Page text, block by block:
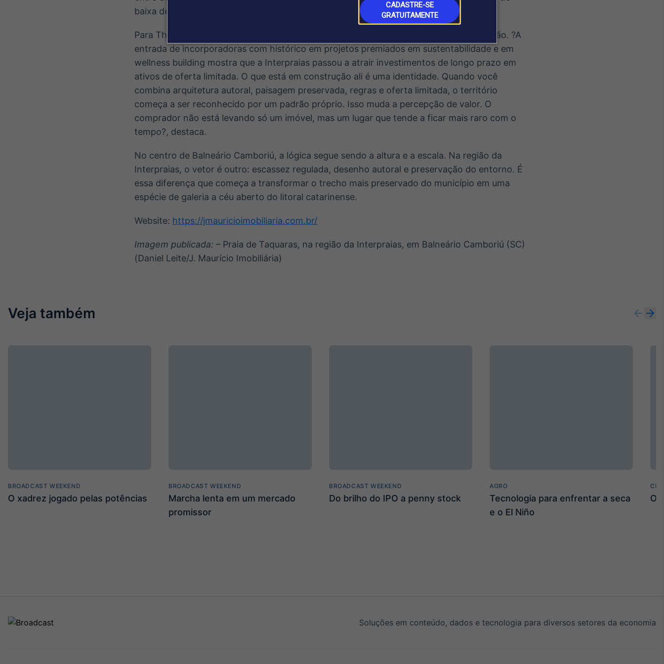
CADASTRE-SE
GRATUITAMENTE
baixa densidade.
Para Theo Girolamo, corretor da J. Maurício, isso indica uma mudança no perfil da região. ?A
entrada de incorporadoras com histórico em projetos premiados em sustentabilidade e em
wellness building mostra que a Interpraias passou a atrair investimentos de longo prazo em
ativos de oferta limitada. O que está em construção ali é uma identidade. Quando você
combina arquitetura autoral, paisagem preservada, regras e oferta limitada, o território
começa a ser reconhecido por um padrão próprio. Isso muda a percepção de valor. O
comprador não está levando só um imóvel, mas um lugar que tende a ficar mais raro com o
tempo?, destaca.
No centro de Balneário Camboriú, a lógica segue sendo a altura e a escala. Na região da
Interpraias, o vetor é outro: escassez regulada, desenho autoral e preservação do entorno. É
essa diferença que começa a transformar o trecho mais preservado do município em uma
espécie de galeria a céu aberto do litoral catarinense.
Website: https://jmauricioimobiliaria.com.br/
Imagem publicada: – Praia de Taquaras, na região da Interpraias, em Balneário Camboriú (SC)
(Daniel Leite/J. Maurício Imobiliária)
Veja também
BROADCAST WEEKEND
O xadrez jogado pelas potências
BROADCAST WEEKEND
Marcha lenta em um mercado
promissor
BROADCAST WEEKEND
Do brilho do IPO a penny stock
AGRO
Tecnologia para enfrentar a seca
e o El Niño
O
Soluções em conteúdo, dados e tecnologia para diversos setores da economia